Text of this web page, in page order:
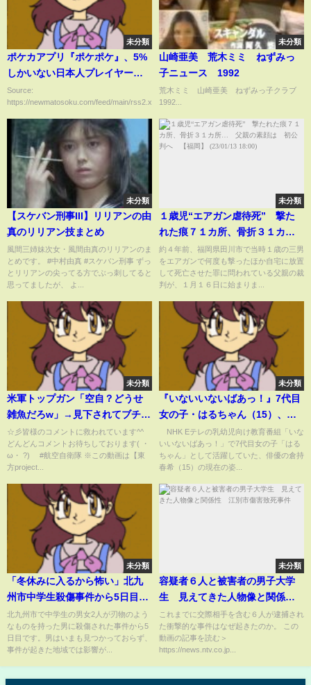
未分類
ポケカアプリ『ポケポケ』、5%
しかいない日本人プレイヤーが
全体課金額の43%を占める異常
事態ｗｗｗｗｗｗ
Source:
https://newmatosoku.com/feed/main/rss2.xml...
未分類
山崎亜美 荒木ミミ ねずみっ
子ニュース 1992
荒木ミミ 山崎亜美 ねずみっ子クラブ
1992...
未分類
【スケバン刑事III】リリアンの由
真のリリアン技まとめ
風間三姉妹次女・風間由真のリリアンのま
とめです。 #中村由真 #スケバン刑事 ずっ
とリリアンの尖ってる方でぶっ刺してると
思ってましたが、 よ...
未分類
１歳児“エアガン虐待死” 撃た
れた痕７１カ所、骨折３１カ
所… 父親の素顔は 初公判
へ 【福岡】 (23/01/13 18:00)
約４年前、福岡県田川市で当時１歳の三男
をエアガンで何度も撃ったほか自宅に放置
して死亡させた罪に問われている父親の裁
判が、１月１６日に始まりま...
未分類
米軍トップガン「空自？どうせ
雑魚だろw」→見下されてブチギ
レ！自衛隊が本気を出した3秒
後...w
☆彡皆様のコメントに救われています^^
どんどんコメントお待ちしております( ・
ω・ ?)ゞ #航空自衛隊 ※この動画は【東
方project...
未分類
『いないいないばあっ！』7代目
女の子・はるちゃん（15）、成
長した現在の姿に驚きの声「大
きくなったなぁ」「ステキなお
姉さんになられててビックリ」
NHK Eテレの乳幼児向け教育番組「いな
いいないばあっ！」で7代目女の子「はる
ちゃん」として活躍していた、俳優の倉持
春希（15）の現在の姿...
未分類
「冬休みに入るから怖い」北九
州市中学生殺傷事件から5日目
刺した男はいまも逃走中｜
TBS NEWS DIG
北九州市で中学生の男女2人が刃物のよう
なものを持った男に殺傷された事件から5
日目です。男はいまも見つかっておらず、
事件が起きた地域では影響が...
未分類
容疑者６人と被害者の男子大学
生 見えてきた人物像と関係
性 江別市傷害致死事件
これまでに交際相手を含む６人が逮捕され
た衝撃的な事件はなぜ起きたのか。 この
動画の記事を読む＞
https://news.ntv.co.jp...